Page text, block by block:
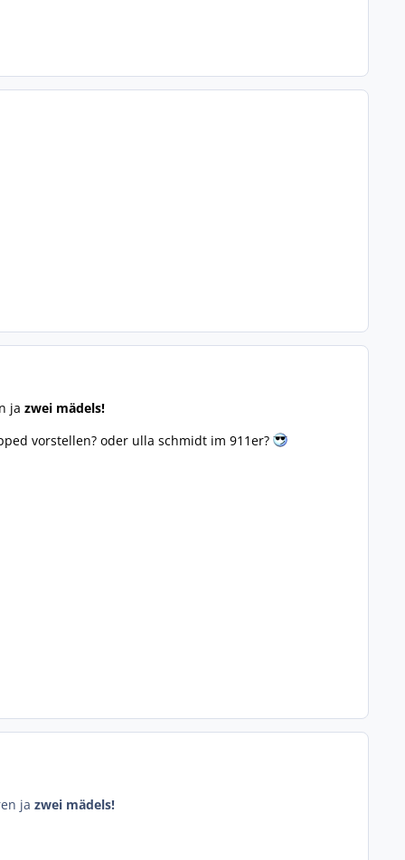
ja zwei mädels!
vorstellen? oder ulla schmidt im 911er?
jazwei mädels!